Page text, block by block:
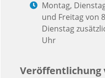
Montag,
und Freitag von
Dienstag
Uhr
Veröffentlichung